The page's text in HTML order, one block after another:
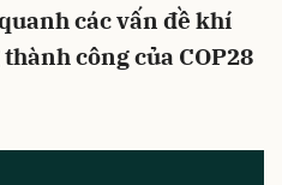
các vấn đề khí
công của COP28
Hủy